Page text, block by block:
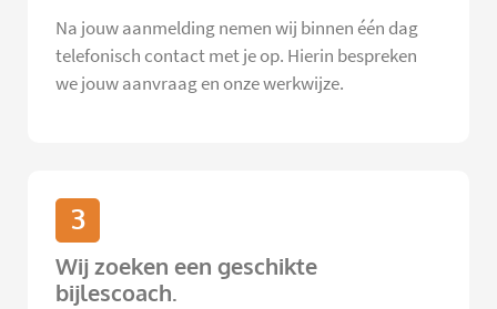
Na jouw aanmelding nemen wij binnen één dag
telefonisch contact met je op. Hierin bespreken
we jouw aanvraag en onze werkwijze.
3
Wij zoeken een geschikte
bijlescoach.